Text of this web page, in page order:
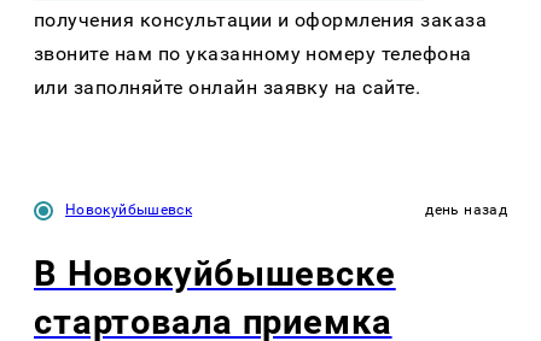
получения консультации и оформления заказа
звоните нам по указанному номеру телефона
или заполняйте онлайн заявку на сайте.
Новокуйбышевск день назад
В Новокуйбышевске
стартовала приемка